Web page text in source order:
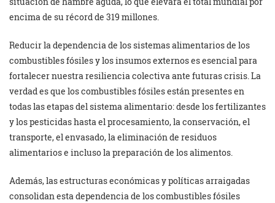
encima de su récord de 319 millones.
Reducir la dependencia de los sistemas alimentarios de los
combustibles fósiles y los insumos externos es esencial para
fortalecer nuestra resiliencia colectiva ante futuras crisis. La
verdad es que los combustibles fósiles están presentes en
todas las etapas del sistema alimentario: desde los fertilizantes
y los pesticidas hasta el procesamiento, la conservación, el
transporte, el envasado, la eliminación de residuos
alimentarios e incluso la preparación de los alimentos.
Además, las estructuras económicas y políticas arraigadas
consolidan esta dependencia de los combustibles fósiles